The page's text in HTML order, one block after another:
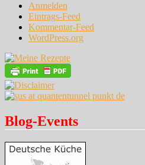
Anmelden
Eintrags-Feed
Kommentar-Feed
WordPress.org
Blog-Events